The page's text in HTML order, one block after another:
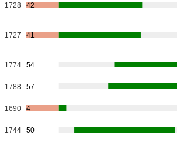
1728 42
1727 41
1774 54
1788 57
1690 4
1744 50